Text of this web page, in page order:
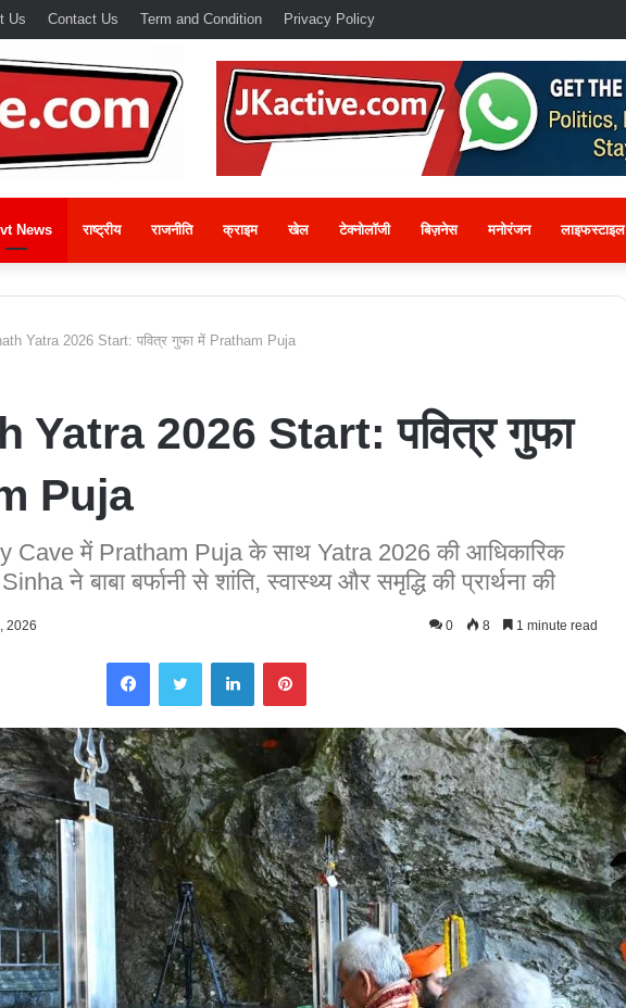
Us Contact Us Term and Condition Privacy Policy
News राष्ट्रीय राजनीति क्राइम खेल टेक्नोलॉजी बिज़नेस मनोरंजन लाइफस्टाइल
Yatra 2026 Start: पवित्र गुफा में Pratham Puja
Yatra 2026 Start: पवित्र गुफा
Puja
Cave में Pratham Puja के साथ Yatra 2026 की आधिकारिक
ने बाबा बर्फानी से शांति, स्वास्थ्य और समृद्धि की प्रार्थना की
2026 0 8 1 minute read